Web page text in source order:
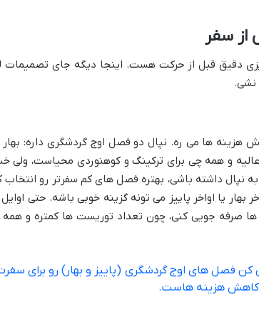
از سفر
ریزی دقیق قبل از حرکت هست. اینجا دیگه جای
نشی.
هزینه ها می ره. نپال دو فصل اوج گردشگری داره:
عالیه و همه چی برای ترکینگ و کوهنوردی محیاست،
نپال داشته باشی، بهتره فصل های کم سفرتر رو انتخاب
بهار یا اواخر پاییز می تونه گزینه خوبی باشه. حتی
صرفه جویی کنی، چون تعداد توریست ها کمتره و
کن فصل های اوج گردشگری (پاییز و بهار) رو برای
کاهش هزینه هاست.